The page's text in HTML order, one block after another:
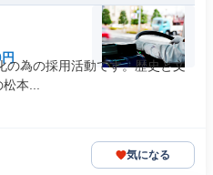
の為の採用活動です。歴史と文
本...
気になる